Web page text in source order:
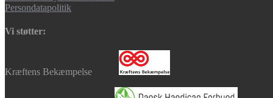
Persondatapolitik
Vi støtter:
Kræftens Bekæmpelse